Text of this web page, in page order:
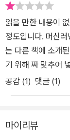
할이 가능해졌다. 5
두 개의 다른 분야
고리즘을 이미지 처
인식을 위한 고전
'신경망을 이용한
ural network)이라
개'에서는 새로운
다. 지금까지 다룬
읽을 만한 내용이
정도입니다. 머신
는 다른 책에 소개
기 위해 짜 맞추어
공감 (1) 댓글 (1)
마이리뷰